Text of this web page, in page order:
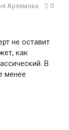
Арлемова 0
не оставит
как
В
менее